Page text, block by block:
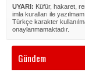
UYARI: Küfür, hakaret,
imla kuralları ile
Türkçe karakter
onaylanmamaktadır.
Gündem